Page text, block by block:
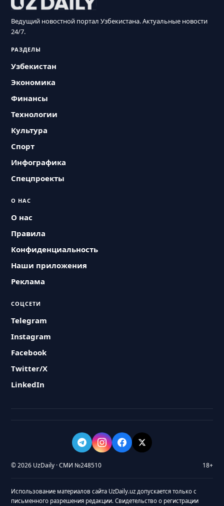
Ведущий новостной портал Узбекистана. Актуальные новости
24/7.
РАЗДЕЛЫ
Узбекистан
Экономика
Финансы
Технологии
Культура
Спорт
Инфографика
Спецпроекты
О НАС
О нас
Правила
Конфиденциальность
Наши приложения
Реклама
СОЦСЕТИ
Telegram
Instagram
Facebook
Twitter/X
LinkedIn
© 2026 UzDaily · СМИ №248510 18+
Использование материалов сайта UzDaily.uz допускается только с
письменного разрешения редакции. Свидетельство о регистрации